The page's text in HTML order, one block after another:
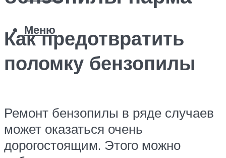
Меню
Как предотвратить
поломку бензопилы
Ремонт бензопилы в ряде случаев
может оказаться очень
дорогостоящим. Этого можно